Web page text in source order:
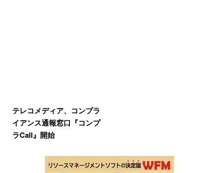
テレコメディア、コンプラ
イアンス通報窓口『コンプ
ラCall』開始